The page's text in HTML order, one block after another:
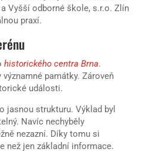
Vyšší odborné škole, s.r.o. Zlín
praxí.
historického centra Brna.
památky. Zároveň
události.
jasnou strukturu. Výklad byl
Navíc nechyběly
nezazní. Díky tomu si
než jen základní informace.